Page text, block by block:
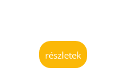
részletek